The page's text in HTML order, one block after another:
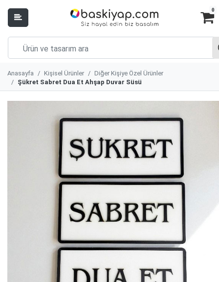
0
Anasayfa Kişisel Ürünler
Diğer Kişiye Özel Ürünler
Şükret Sabret Dua Et Ahşap Duvar Süsü